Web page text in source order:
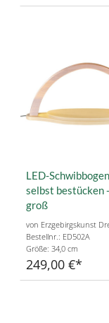
LED-
selbst bestücken
groß
von Erzgebirgskunst
Bestellnr.: ED502A
Größe: 34,0 cm
249,00 €